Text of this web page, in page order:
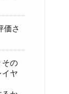
価さ
その
ヤ